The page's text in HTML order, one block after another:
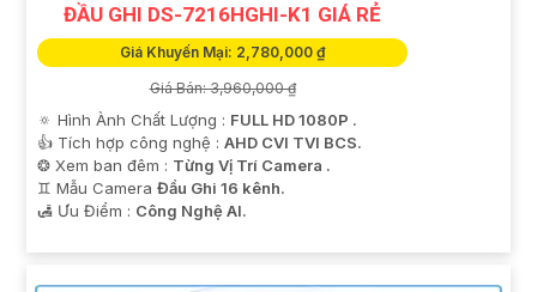
ĐẦU GHI DS-7216HGHI-K1 GIÁ RẺ
Giá Khuyến Mại: 2,780,000 ₫
Giá Bán: 3,960,000 ₫
🔅 Hình Ành Chất Lượng : FULL HD 1080P .
👍 Tích hợp công nghệ : AHD CVI TVI BCS.
❂ Xem ban đêm : Từng Vị Trí Camera .
♊ Mẫu Camera Đầu Ghi 16 kênh.
️🛃 Ưu Điểm : Công Nghệ AI.